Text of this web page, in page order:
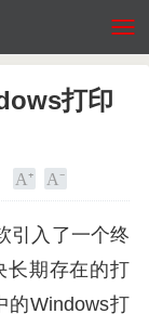
打印
引入了一个终
长期存在的打
的Windows打